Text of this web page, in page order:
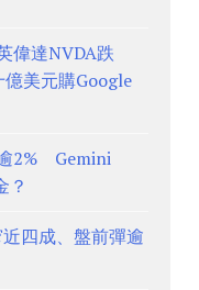
偉達NVDA跌
美元購Google
2% Gemini
？
四成、盤前彈逾